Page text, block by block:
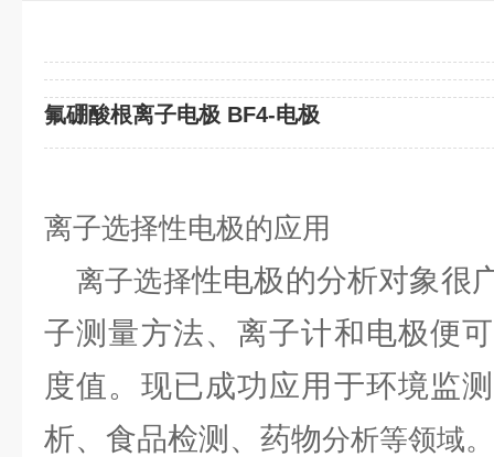
氟硼酸根离子电极 BF4-电极
离子选择性电极的应用
离子选择性电极的分析对象很
子测量方法、离子计和电极便
度值。现已成功应用于环境监
析、食品检测、药物分析等领域。